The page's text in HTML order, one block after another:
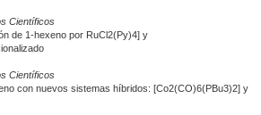
Científicos
de 1-hexeno por RuCl2(Py)4] y
Científicos
con nuevos sistemas híbridos: [Co2(CO)6(PBu3)2] y